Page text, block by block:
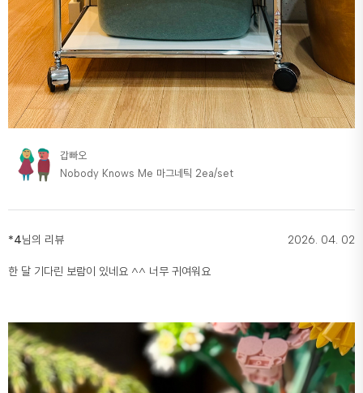
갑빠오
Nobody Knows Me 마그네틱 2ea/set
*4님의 리뷰 2026. 04. 02
한 달 기다린 보람이 있네요 ^^ 너무 귀여워요